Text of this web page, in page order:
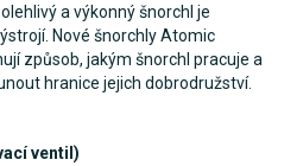
a výkonný šnorchl je
Nové šnorchly Atomic
způsob, jakým šnorchl pracuje a
hranice jejich dobrodružství.
ventil)